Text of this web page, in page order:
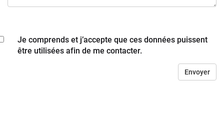
Je comprends et j’accepte que ces données puissent
être utilisées afin de me contacter.